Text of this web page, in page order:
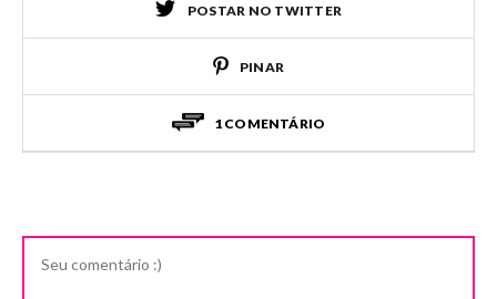
POSTAR NO TWITTER
PINAR
1 COMENTÁRIO